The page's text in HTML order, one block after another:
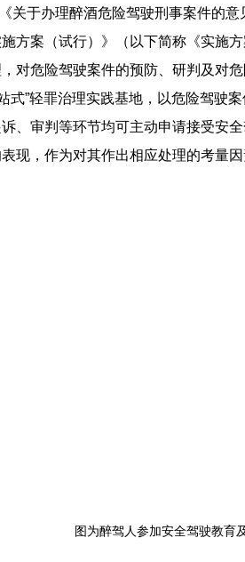
关于办理醉酒危险驾驶刑事案件的
方案（试行）》（以下简称《实施
对危险驾驶案件的预防、研判及对
式”轻罪治理实践基地，以危险驾驶
、审判等环节均可主动申请接受安
现，作为对其作出相应处理的考量因
图为醉驾人参加安全驾驶教育